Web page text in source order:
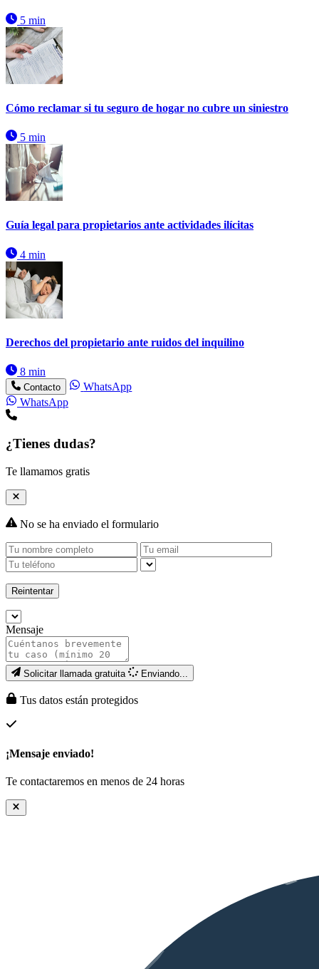
5 min
Cómo reclamar si tu seguro de hogar no cubre un siniestro
5 min
Guía legal para propietarios ante actividades ilícitas
4 min
Derechos del propietario ante ruidos del inquilino
8 min
Contacto
WhatsApp
WhatsApp
¿Tienes dudas?
Te llamamos gratis
No se ha enviado el formulario
Reintentar
Mensaje
Solicitar llamada gratuita Enviando...
Tus datos están protegidos
¡Mensaje enviado!
Te contactaremos en menos de 24 horas